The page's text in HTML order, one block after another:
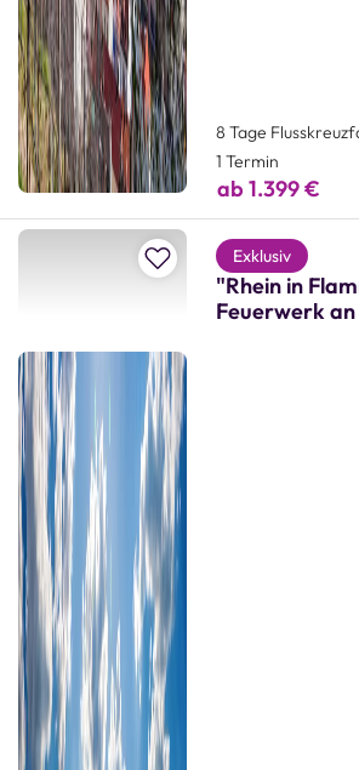
8 Tage
1 Termin
ab 1.399 €
Zur Merkliste hinzufügen
Exklusiv
"Rhein in
Feuerwerk an